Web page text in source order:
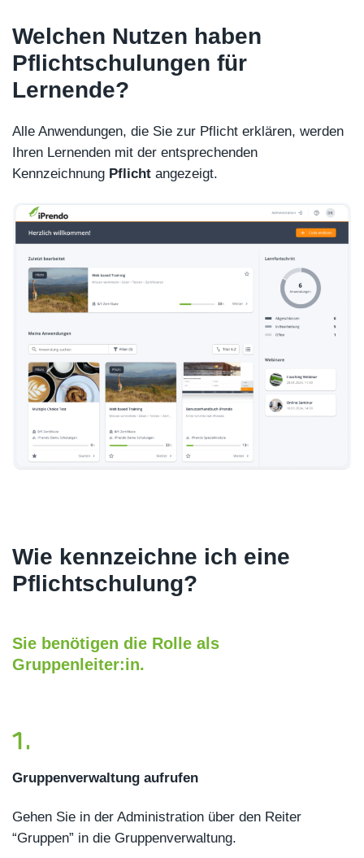
Welchen Nutzen haben
Pflichtschulungen für
Lernende?
Alle Anwendungen, die Sie zur Pflicht erklären, werden
Ihren Lernenden mit der entsprechenden
Kennzeichnung Pflicht angezeigt.
Wie kennzeichne ich eine
Pflichtschulung?
Sie benötigen die Rolle als
Gruppenleiter:in.
Gruppenverwaltung aufrufen
Gehen Sie in der Administration über den Reiter
“Gruppen” in die Gruppenverwaltung.